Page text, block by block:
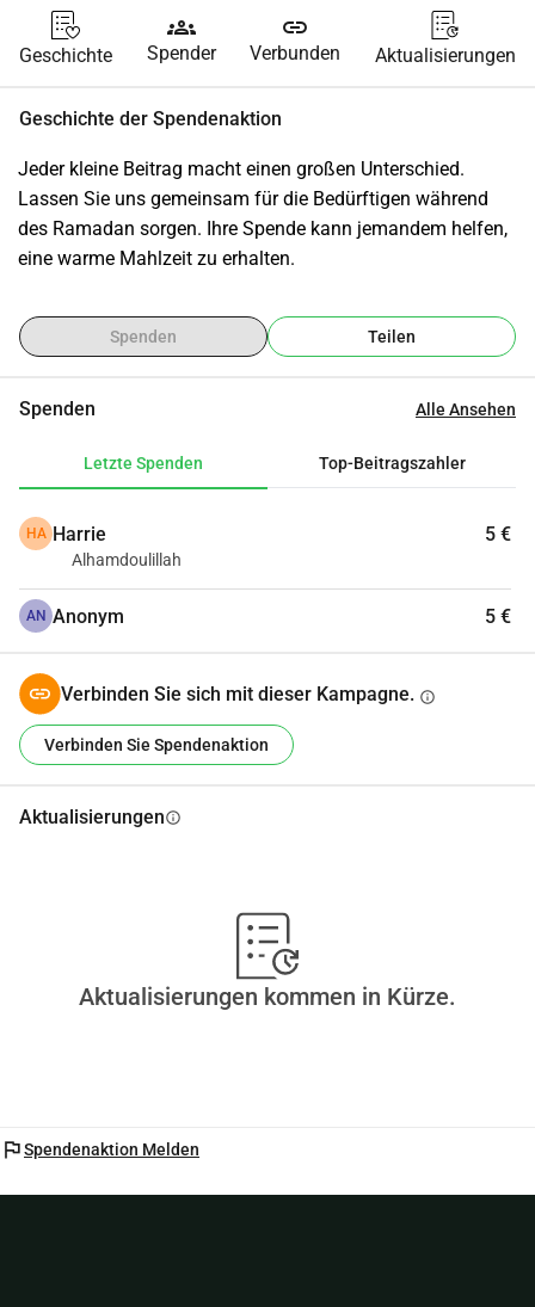
Geschichte
groups
Spender
link
Verbunden Aktualisierungen
Geschichte der Spendenaktion
Jeder kleine Beitrag macht einen großen Unterschied.
Lassen Sie uns gemeinsam für die Bedürftigen während
des Ramadan sorgen. Ihre Spende kann jemandem helfen,
eine warme Mahlzeit zu erhalten.
Spenden Teilen
Spenden Alle Ansehen
Letzte Spenden Top-Beitragszahler
HA Harrie 5 €
Alhamdoulillah
AN Anonym 5 €
Verbinden Sie sich mit dieser Kampagne. info
Verbinden Sie Spendenaktion
Aktualisierungeninfo
Aktualisierungen kommen in Kürze.
flagSpendenaktion Melden